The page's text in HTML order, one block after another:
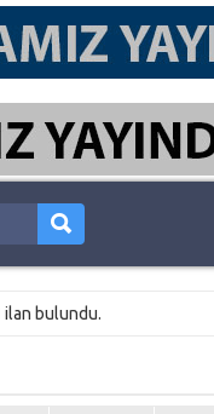
ilan bulundu.